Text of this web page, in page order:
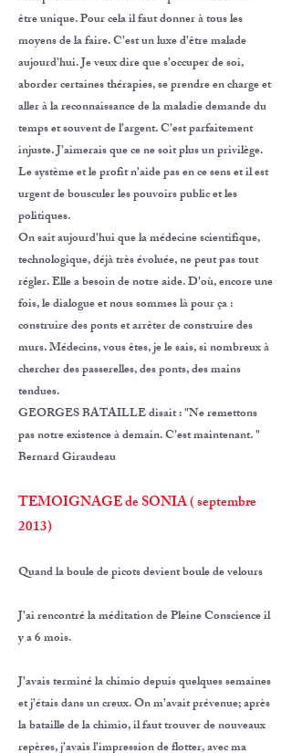
être unique. Pour cela il faut donner à tous les
moyens de la faire. C’est un luxe d’être malade
aujourd’hui. Je veux dire que s’occuper de soi,
aborder certaines thérapies, se prendre en charge et
aller à la reconnaissance de la maladie demande du
temps et souvent de l’argent. C’est parfaitement
injuste. J’aimerais que ce ne soit plus un privilège.
Le système et le profit n’aide pas en ce sens et il est
urgent de bousculer les pouvoirs public et les
politiques.
On sait aujourd’hui que la médecine scientifique,
technologique, déjà très évoluée, ne peut pas tout
régler. Elle a besoin de notre aide. D’où, encore une
fois, le dialogue et nous sommes là pour ça :
construire des ponts et arrêter de construire des
murs. Médecins, vous êtes, je le sais, si nombreux à
chercher des passerelles, des ponts, des mains
tendues.
GEORGES BATAILLE disait : "Ne remettons
pas notre existence à demain. C’est maintenant. "
Bernard Giraudeau
TEMOIGNAGE de SONIA ( septembre
2013)
Quand la boule de picots devient boule de velours
J’ai rencontré la méditation de Pleine Conscience il
y a 6 mois.
J’avais terminé la chimio depuis quelques semaines
et j’étais dans un creux. On m’avait prévenue; après
la bataille de la chimio, il faut trouver de nouveaux
repères, j’avais l’impression de flotter, avec ma